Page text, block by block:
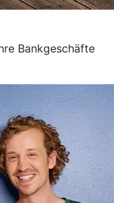
Bankgeschäfte